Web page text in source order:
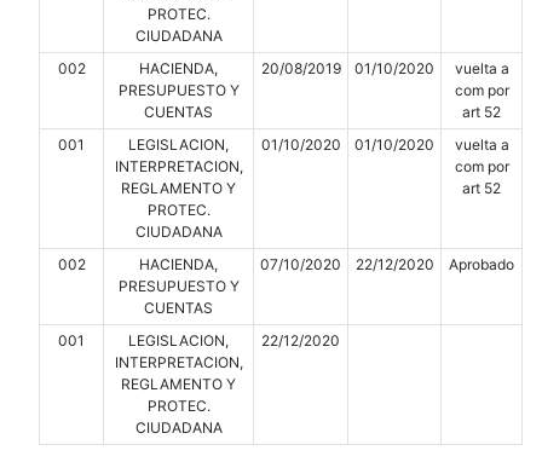
PROTEC.
CIUDADANA
002
HACIENDA,
PRESUPUESTO Y
CUENTAS
20/08/2019 01/10/2020
vuelta a
com por
art 52
001
LEGISLACION,
INTERPRETACION,
REGLAMENTO Y
PROTEC.
CIUDADANA
01/10/2020 01/10/2020
vuelta a
com por
art 52
002
HACIENDA,
PRESUPUESTO Y
CUENTAS
07/10/2020 22/12/2020 Aprobado
001
LEGISLACION,
INTERPRETACION,
REGLAMENTO Y
PROTEC.
CIUDADANA
22/12/2020